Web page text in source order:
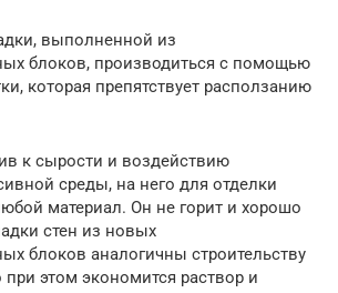
выполненной из
блоков, производиться с помощью
которая препятствует расползанию
к сырости и воздействию
среды, на него для отделки
материал. Он не горит и хорошо
стен из новых
блоков аналогичны строительству
при этом экономится раствор и